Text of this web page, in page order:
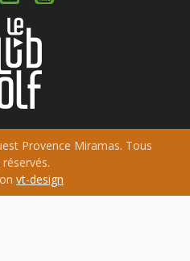
Provence Miramas. Tous
vt-design